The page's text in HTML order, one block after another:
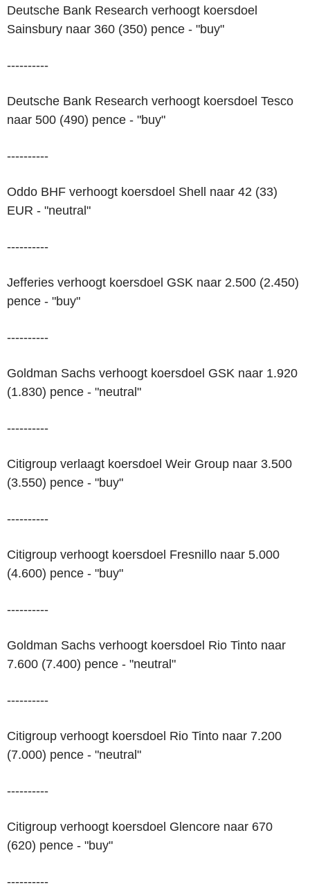
Deutsche Bank Research verhoogt koersdoel
Sainsbury naar 360 (350) pence - "buy"
----------
Deutsche Bank Research verhoogt koersdoel Tesco
naar 500 (490) pence - "buy"
----------
Oddo BHF verhoogt koersdoel Shell naar 42 (33)
EUR - "neutral"
----------
Jefferies verhoogt koersdoel GSK naar 2.500 (2.450)
pence - "buy"
----------
Goldman Sachs verhoogt koersdoel GSK naar 1.920
(1.830) pence - "neutral"
----------
Citigroup verlaagt koersdoel Weir Group naar 3.500
(3.550) pence - "buy"
----------
Citigroup verhoogt koersdoel Fresnillo naar 5.000
(4.600) pence - "buy"
----------
Goldman Sachs verhoogt koersdoel Rio Tinto naar
7.600 (7.400) pence - "neutral"
----------
Citigroup verhoogt koersdoel Rio Tinto naar 7.200
(7.000) pence - "neutral"
----------
Citigroup verhoogt koersdoel Glencore naar 670
(620) pence - "buy"
----------